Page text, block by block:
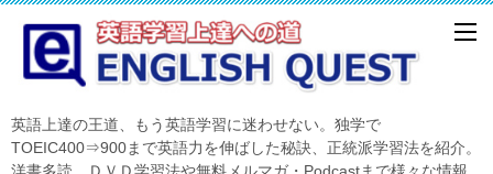
英語上達の王道、もう英語学習に迷わせない。独学で
TOEIC400⇒900まで英語力を伸ばした秘訣、正統派学習法を紹介。
洋書多読、ＤＶＤ学習法や無料メルマガ・Podcastまで様々な情報